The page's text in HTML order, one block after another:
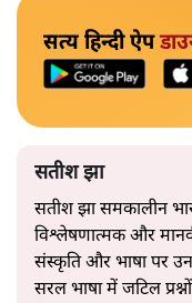
सत्य हिन्दी ऐप
सतीश झा
सतीश झा समकालीन
विश्लेषणात्मक और
संस्कृति और भाषा पर
सरल भाषा में जटिल